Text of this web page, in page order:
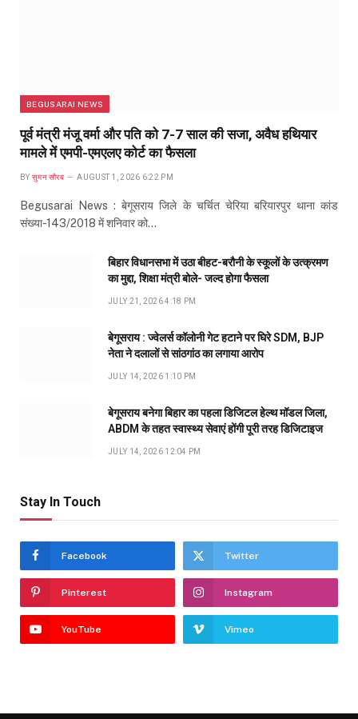
BEGUSARAI NEWS
पूर्व मंत्री मंजू वर्मा और पति को 7-7 साल की सजा, अवैध हथियार
मामले में एमपी-एमएलए कोर्ट का फैसला
BY सुमन सौरब AUGUST 1, 2026 6:22 PM
Begusarai News : बेगूसराय जिले के चर्चित चेरिया बरियारपुर थाना कांड
संख्या-143/2018 में शनिवार को…
बिहार विधानसभा में उठा बीहट-बरौनी के स्कूलों के उत्क्रमण
का मुद्दा, शिक्षा मंत्री बोले- जल्द होगा फैसला
JULY 21, 2026 4:18 PM
बेगूसराय : ज्वेलर्स कॉलोनी गेट हटाने पर घिरे SDM, BJP
नेता ने दलालों से सांठगांठ का लगाया आरोप
JULY 14, 2026 1:10 PM
बेगूसराय बनेगा बिहार का पहला डिजिटल हेल्थ मॉडल जिला,
ABDM के तहत स्वास्थ्य सेवाएं होंगी पूरी तरह डिजिटाइज
JULY 14, 2026 12:04 PM
Stay In Touch
Facebook Twitter
Pinterest Instagram
YouTube Vimeo